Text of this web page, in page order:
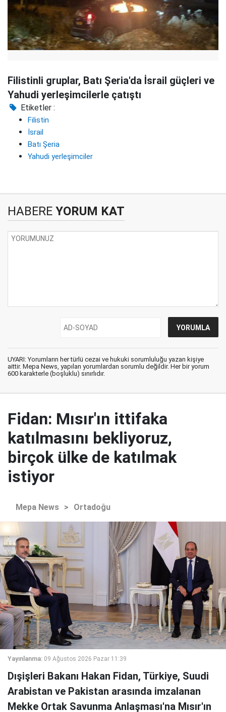
Filistinli gruplar, Batı Şeria'da İsrail güçleri ve
Yahudi yerleşimcilerle çatıştı
Etiketler :
Filistin
İsrail
Batı Şeria
Yahudi yerleşimciler
HABERE YORUM KAT
UYARI: Yorumların her türlü cezai ve hukuki sorumluluğu yazan kişiye
aittir. Mepa News, yapılan yorumlardan sorumlu değildir. Her bir yorum
600 karakterle (boşluklu) sınırlıdır.
Fidan: Mısır'ın ittifaka
katılmasını bekliyoruz,
birçok ülke de katılmak
istiyor
Mepa News > Ortadoğu
Yayınlanma: 09 Ağustos 2026 Pazar 11:39
Dışişleri Bakanı Hakan Fidan, Türkiye, Suudi
Arabistan ve Pakistan arasında imzalanan
Mekke Ortak Savunma Anlaşması'na Mısır'ın